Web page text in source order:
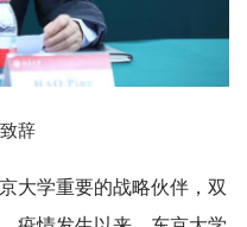
辞
大学重要的战略伙伴，双